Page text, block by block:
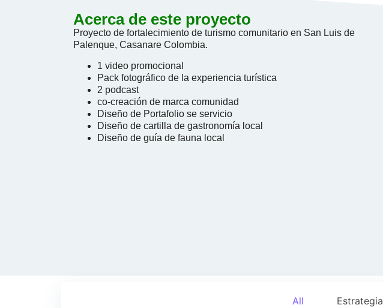
Acerca de este proyecto
Proyecto de fortalecimiento de turismo comunitario en San Luis de
Palenque, Casanare Colombia.
1 video promocional
Pack fotográfico de la experiencia turística
2 podcast
co-creación de marca comunidad
Diseño de Portafolio se servicio
Diseño de cartilla de gastronomía local
Diseño de guía de fauna local
All Estrategia